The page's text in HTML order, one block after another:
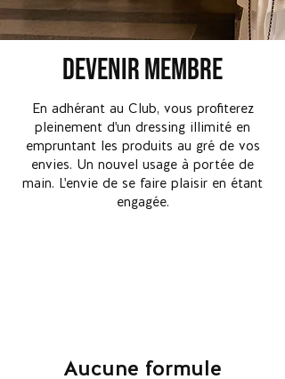
Devenir membre
En adhérant au Club, vous profiterez
pleinement d'un dressing illimité en
empruntant les produits au gré de vos
envies. Un nouvel usage à portée de
main. L'envie de se faire plaisir en étant
engagée.
Aucune formule